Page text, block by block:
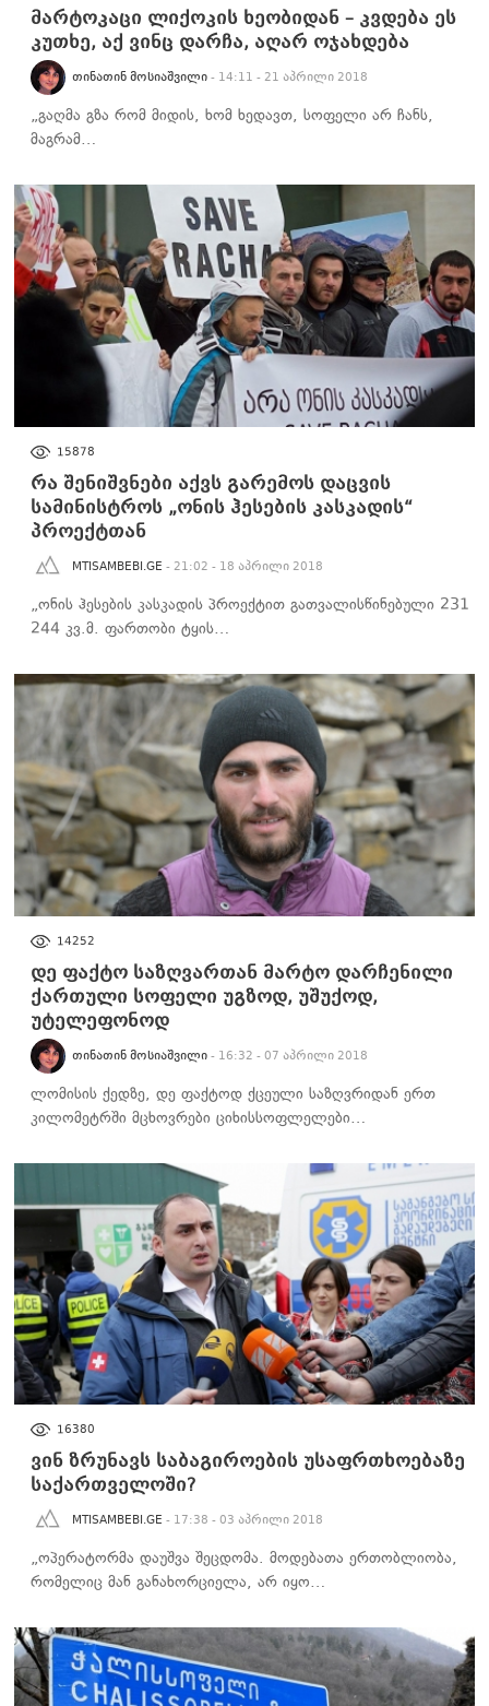
მარტოკაცი ლიქოკის ხეობიდან – კვდება ეს
კუთხე, აქ ვინც დარჩა, აღარ ოჯახდება
ᲗᲘᲜᲐᲗᲘᲜ ᲛᲝᲡᲘᲐᲨᲕᲘᲚᲘ - 14:11 - 21 აპრილი 2018
„გაღმა გზა რომ მიდის, ხომ ხედავთ, სოფელი არ ჩანს,
მაგრამ…
15878
რა შენიშვნები აქვს გარემოს დაცვის
სამინისტროს „ონის ჰესების კასკადის“
პროექტთან
MTISAMBEBI.GE - 21:02 - 18 აპრილი 2018
„ონის ჰესების კასკადის პროექტით გათვალისწინებული 231
244 კვ.მ. ფართობი ტყის…
14252
დე ფაქტო საზღვართან მარტო დარჩენილი
ქართული სოფელი უგზოდ, უშუქოდ,
უტელეფონოდ
ᲗᲘᲜᲐᲗᲘᲜ ᲛᲝᲡᲘᲐᲨᲕᲘᲚᲘ - 16:32 - 07 აპრილი 2018
ლომისის ქედზე, დე ფაქტოდ ქცეული საზღვრიდან ერთ
კილომეტრში მცხოვრები ციხისსოფლელები…
16380
ვინ ზრუნავს საბაგიროების უსაფრთხოებაზე
საქართველოში?
MTISAMBEBI.GE - 17:38 - 03 აპრილი 2018
„ოპერატორმა დაუშვა შეცდომა. მოდებათა ერთობლიობა,
რომელიც მან განახორციელა, არ იყო…